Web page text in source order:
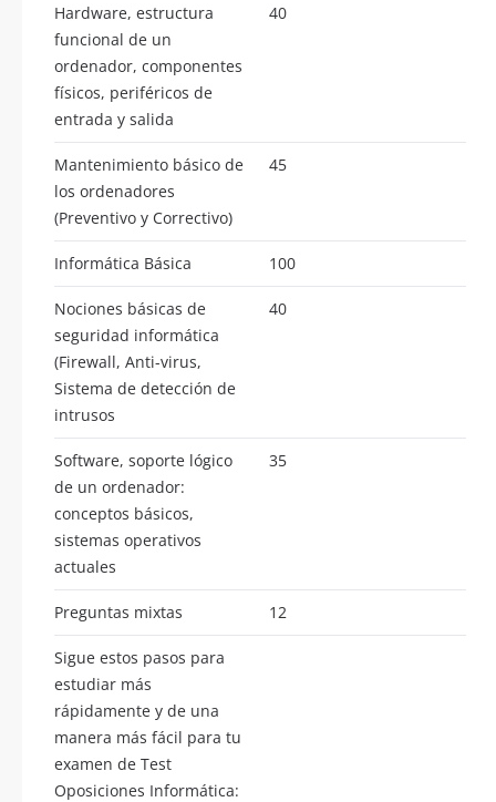
Hardware, estructura
funcional de un
ordenador, componentes
físicos, periféricos de
entrada y salida
40
Mantenimiento básico de
los ordenadores
(Preventivo y Correctivo)
45
Informática Básica 100
Nociones básicas de
seguridad informática
(Firewall, Anti-virus,
Sistema de detección de
intrusos
40
Software, soporte lógico
de un ordenador:
conceptos básicos,
sistemas operativos
actuales
35
Preguntas mixtas 12
Sigue estos pasos para
estudiar más
rápidamente y de una
manera más fácil para tu
examen de Test
Oposiciones Informática: